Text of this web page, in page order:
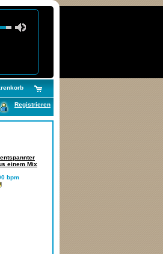
Registrieren
entspannter
einem Mix
bpm